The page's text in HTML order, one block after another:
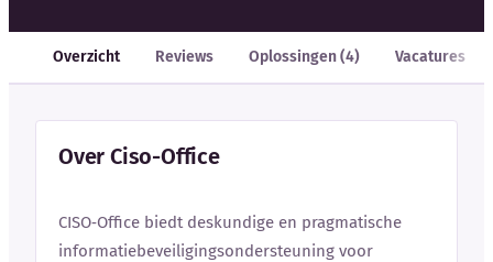
Overzicht Reviews Oplossingen (4) Vacatures
Over Ciso-Office
CISO‑Office biedt deskundige en pragmatische
informatiebeveiligingsondersteuning voor